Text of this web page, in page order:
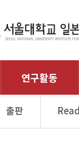
연구활동
출판